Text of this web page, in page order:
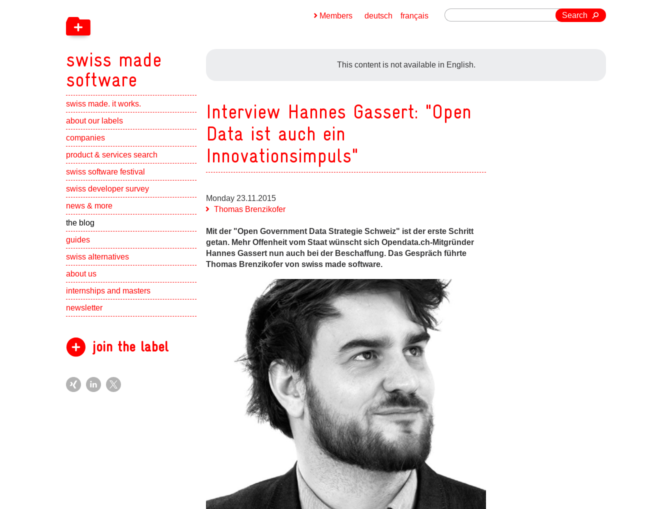
swiss made
software
swiss made. it works.
about our labels
Show subpages
companies Show subpages
product & services search Show subpages
swiss software festival
swiss developer survey
news & more Show subpages
the blog
guides
swiss alternatives
about us
internships and masters
newsletter
join the label
Search
français
deutsch
Members
This content is not available in English.
Interview Hannes Gassert: "Open
Data ist auch ein
Innovationsimpuls"
Monday 23.11.2015
Thomas Brenzikofer
Mit der "Open Government Data Strategie Schweiz" ist der erste Schritt
getan. Mehr Offenheit vom Staat wünscht sich Opendata.ch-Mitgründer
Hannes Gassert nun auch bei der Beschaffung. Das Gespräch führte
Thomas Brenzikofer von swiss made software.